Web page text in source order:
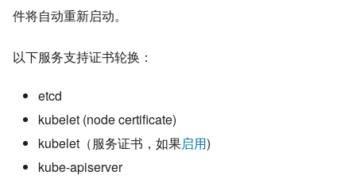
件将自动重新启动。
以下服务支持证书轮换：
etcd
kubelet (node certificate)
kubelet（服务证书，如果启用)
kube-apiserver